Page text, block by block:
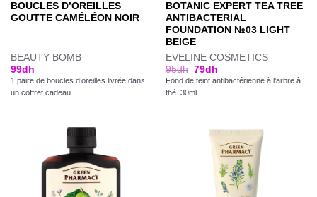
BOUCLES D’OREILLES
GOUTTE CAMÉLÉON NOIR
BEAUTY BOMB
99dh
1 paire de boucles d’oreilles livrée dans
un coffret cadeau
BOTANIC EXPERT TEA TREE
ANTIBACTERIAL
FOUNDATION №03 LIGHT
BEIGE
EVELINE COSMETICS
95dh 79dh
Fond de teint antibactérienne à l'arbre à
thé. 30ml